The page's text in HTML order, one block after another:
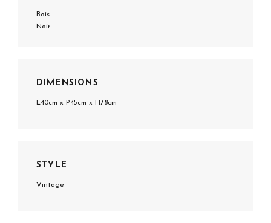
Bois
Noir
DIMENSIONS
L40cm x P45cm x H78cm
STYLE
Vintage